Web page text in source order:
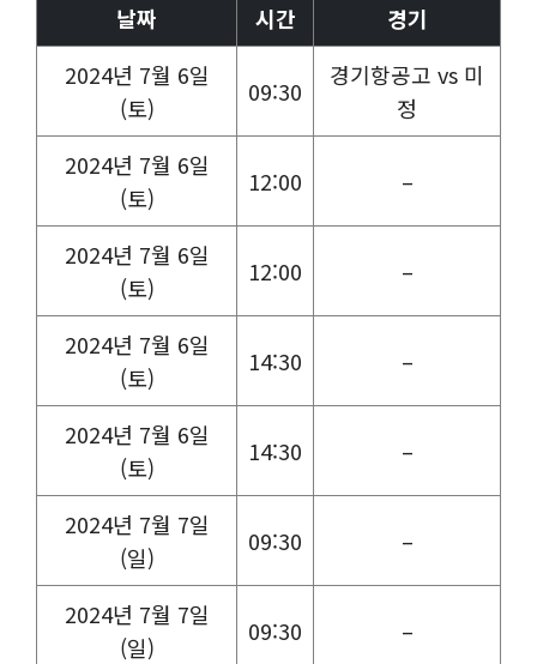
날짜 시간
경기
2024년 7월 6일
(토)
09:30
경기항공고 vs 미
정
2024년 7월 6일
(토)
12:00 –
2024년 7월 6일
(토)
12:00 –
2024년 7월 6일
(토)
14:30 –
2024년 7월 6일
(토)
14:30 –
2024년 7월 7일
(일)
09:30 –
2024년 7월 7일
(일)
09:30 –